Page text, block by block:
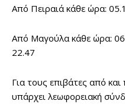
Από Πειραιά κάθε ώρα:
Από Μαγούλα κάθε ώρα:
22.47
Για τους επιβάτες από
υπάρχει λεωφορειακή